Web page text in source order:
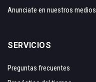
Anunciate en nuestros medios
SERVICIOS
Preguntas frecuentes